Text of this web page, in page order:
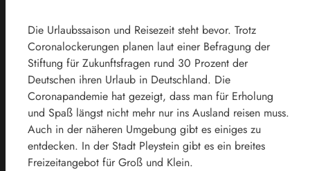
Die Urlaubssaison und Reisezeit steht bevor. Trotz
Coronalockerungen planen laut einer Befragung der
Stiftung für Zukunftsfragen rund 30 Prozent der
Deutschen ihren Urlaub in Deutschland. Die
Coronapandemie hat gezeigt, dass man für Erholung
und Spaß längst nicht mehr nur ins Ausland reisen muss.
Auch in der näheren Umgebung gibt es einiges zu
entdecken. In der Stadt Pleystein gibt es ein breites
Freizeitangebot für Groß und Klein.